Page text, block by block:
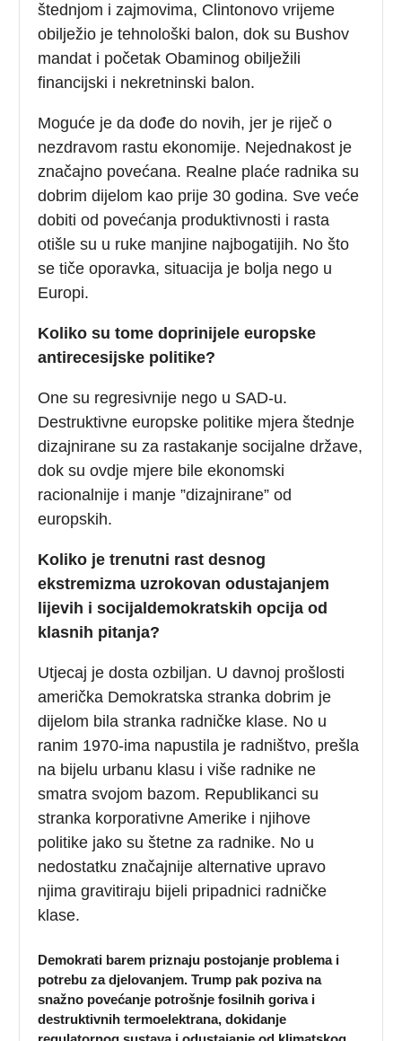
štednjom i zajmovima, Clintonovo vrijeme
obilježio je tehnološki balon, dok su Bushov
mandat i početak Obaminog obilježili
financijski i nekretninski balon.
Moguće je da dođe do novih, jer je riječ o
nezdravom rastu ekonomije. Nejednakost je
značajno povećana. Realne plaće radnika su
dobrim dijelom kao prije 30 godina. Sve veće
dobiti od povećanja produktivnosti i rasta
otišle su u ruke manjine najbogatijih. No što
se tiče oporavka, situacija je bolja nego u
Europi.
Koliko su tome doprinijele europske
antirecesijske politike?
One su regresivnije nego u SAD-u.
Destruktivne europske politike mjera štednje
dizajnirane su za rastakanje socijalne države,
dok su ovdje mjere bile ekonomski
racionalnije i manje ”dizajnirane” od
europskih.
Koliko je trenutni rast desnog
ekstremizma uzrokovan odustajanjem
lijevih i socijaldemokratskih opcija od
klasnih pitanja?
Utjecaj je dosta ozbiljan. U davnoj prošlosti
američka Demokratska stranka dobrim je
dijelom bila stranka radničke klase. No u
ranim 1970-ima napustila je radništvo, prešla
na bijelu urbanu klasu i više radnike ne
smatra svojom bazom. Republikanci su
stranka korporativne Amerike i njihove
politike jako su štetne za radnike. No u
nedostatku značajnije alternative upravo
njima gravitiraju bijeli pripadnici radničke
klase.
Demokrati barem priznaju postojanje problema i
potrebu za djelovanjem. Trump pak poziva na
snažno povećanje potrošnje fosilnih goriva i
destruktivnih termoelektrana, dokidanje